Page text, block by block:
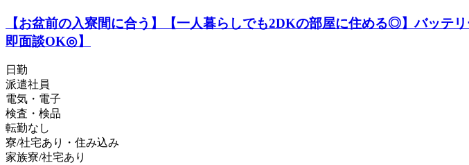
【お盆前の入寮間に合う】【一人暮らしでも2DKの部屋に住める◎】バッ
即面談OK◎】
日勤
派遣社員
電気・電子
検査・検品
転勤なし
寮/社宅あり・住み込み
家族寮/社宅あり